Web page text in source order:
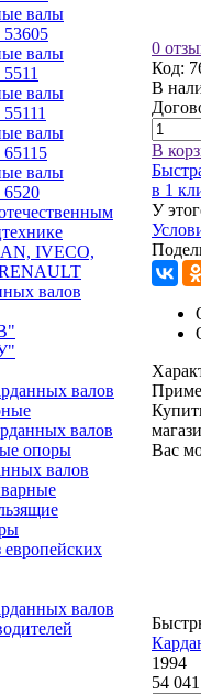
валы
валы
валы
валы
валы
IVECO,
валов
валов
валов
опоры
валов
валов
0
Код:
В
В
в 1
У
Вас
1994
54 041